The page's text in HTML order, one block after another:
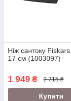
Ніж сантоку
17 см (1003097)
1 949 ₴ 2 715 ₴
Купити